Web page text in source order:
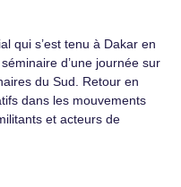
qui s’est tenu à Dakar en
d’une journée sur
du Sud. Retour en
dans les mouvements
et acteurs de